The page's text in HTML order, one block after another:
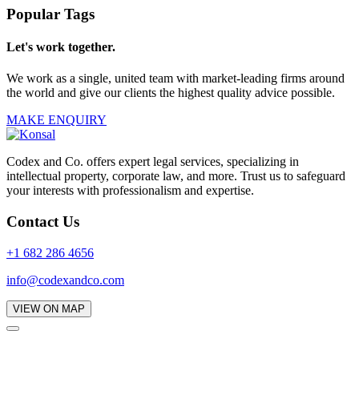
Popular Tags
Let's work together.
We work as a single, united team with market-leading firms around
the world and give our clients the highest quality advice possible.
MAKE ENQUIRY
Codex and Co. offers expert legal services, specializing in
intellectual property, corporate law, and more. Trust us to safeguard
your interests with professionalism and expertise.
Contact Us
+1 682 286 4656
info@codexandco.com
VIEW ON MAP